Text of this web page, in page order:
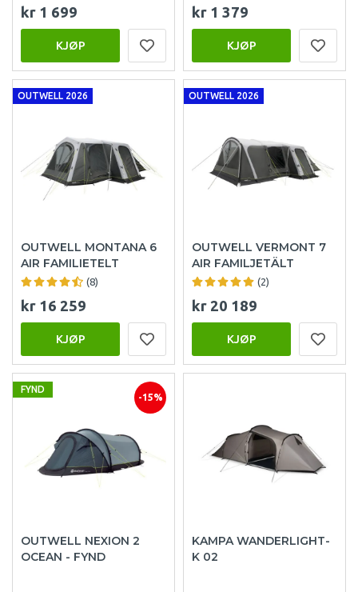
kr 1 699
KJØP
kr 1 379
KJØP
OUTWELL 2026
OUTWELL MONTANA 6
AIR FAMILIETELT
(8)
kr 16 259
KJØP
OUTWELL 2026
OUTWELL VERMONT 7
AIR FAMILJETÄLT
(2)
kr 20 189
KJØP
FYND
-15%
OUTWELL NEXION 2
OCEAN - FYND
KAMPA WANDERLIGHT-
K 02